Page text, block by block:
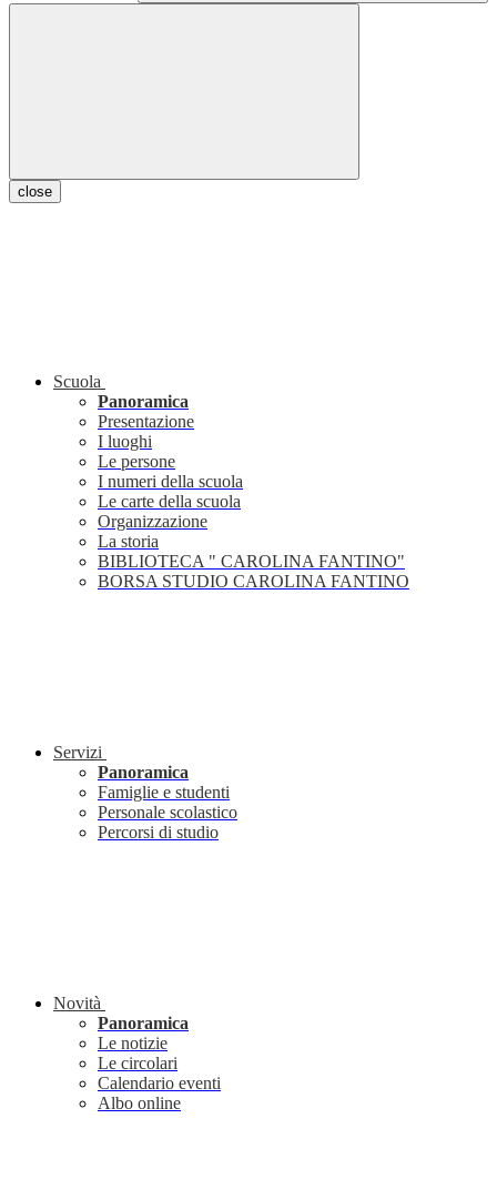
close
Scuola
Panoramica
Presentazione
I luoghi
Le persone
I numeri della scuola
Le carte della scuola
Organizzazione
La storia
BIBLIOTECA " CAROLINA FANTINO"
BORSA STUDIO CAROLINA FANTINO
Servizi
Panoramica
Famiglie e studenti
Personale scolastico
Percorsi di studio
Novità
Panoramica
Le notizie
Le circolari
Calendario eventi
Albo online